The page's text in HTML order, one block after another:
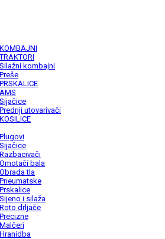
KOMBAJNI
TRAKTORI
Silažni kombajni
Preše
PRSKALICE
AMS
Sijačice
Prednji utovarivači
KOSILICE
Plugovi
Sijačice
Razbacivači
Omotači bala
Obrada tla
Pneumatske
Prskalice
Sijeno i silaža
Roto drljače
Precizne
Malčeri
Hranidba